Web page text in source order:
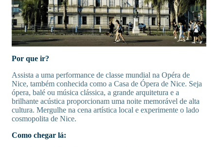
Por que ir?
Assista a uma performance de classe mundial na Opéra de
Nice, também conhecida como a Casa de Ópera de Nice. Seja
ópera, balé ou música clássica, a grande arquitetura e a
brilhante acústica proporcionam uma noite memorável de alta
cultura. Mergulhe na cena artística local e experimente o lado
cosmopolita de Nice.
Como chegar lá: